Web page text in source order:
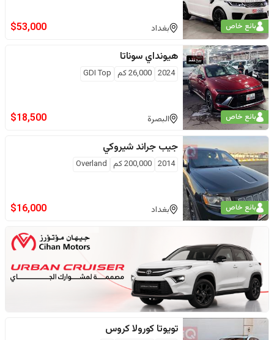
بائع خاص بغداد $53,000
بائع خاص
هيونداي سوناتا
2024
26,000كم GDI Top
البصرة $18,500
بائع خاص
جيب جراند شيروكي
2014
200,000كم Overland
بغداد $16,000
تويوتا كورولا كروس